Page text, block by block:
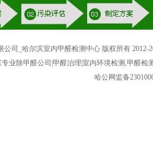
司_哈尔滨室内甲醛检测中心 版权所有 2012-
业除甲醛公司|甲醛治理|室内环境检测,甲醛
哈公网监备